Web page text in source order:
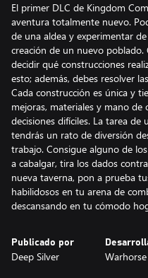
El primer DLC de Kingdom
aventura totalmente nuevo.
de una aldea y experimentar
creación de un nuevo
decidir qué construcciones
esto; además, debes resolver
Cada construcción es única y
mejoras, materiales y mano
decisiones difíciles. La tarea de
tendrás un rato de diversión
trabajo. Consigue alguno de
a cabalgar, tira los dados
nueva taverna, pon a prueba
habilidosos en tu arena de
descansando en tu cómodo
Publicado por
Deep Silver